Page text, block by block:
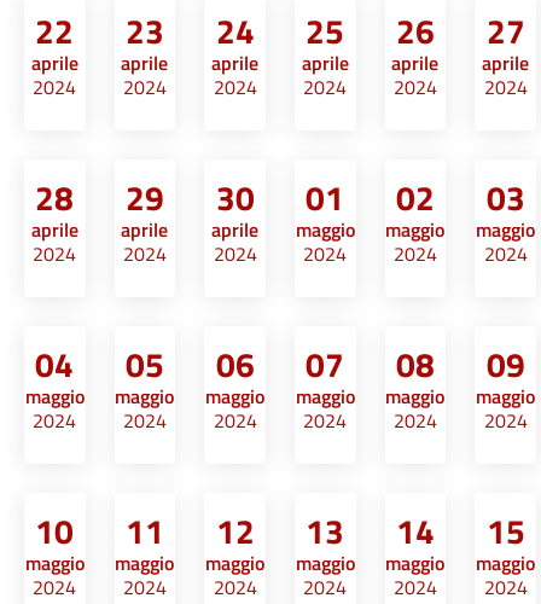
22
aprile
2024
23
aprile
2024
24
aprile
2024
25
aprile
2024
26
aprile
2024
27
aprile
2024
28
aprile
2024
29
aprile
2024
30
aprile
2024
01
maggio
2024
02
maggio
2024
03
maggio
2024
04
maggio
2024
05
maggio
2024
06
maggio
2024
07
maggio
2024
08
maggio
2024
09
maggio
2024
10
maggio
2024
11
maggio
2024
12
maggio
2024
13
maggio
2024
14
maggio
2024
15
maggio
2024